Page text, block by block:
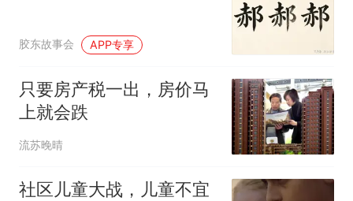
胶东故事会 APP专享
只要房产税一出，房价马
上就会跌
流苏晚晴
社区儿童大战，儿童不宜